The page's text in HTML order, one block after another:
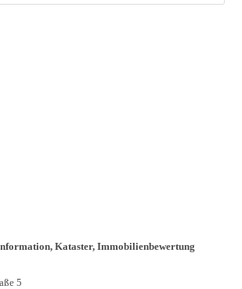
Kataster, Immobilienbewertung
5